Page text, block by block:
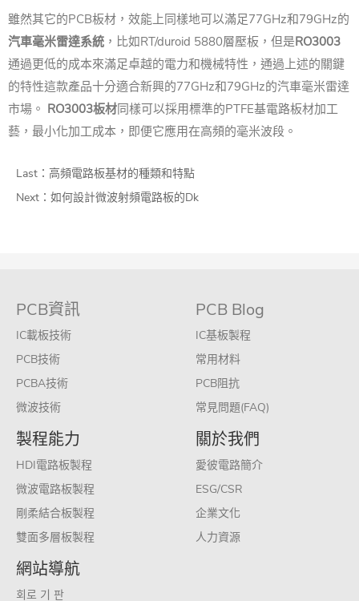
雖然其它的PCB板材，效能上同樣地可以滿足77GHz和79GHz的
汽車毫米雷達系統 ，比如RT/duroid 5880層壓板，但是RO3003
通過更低的成本來滿足卓越的電力和機械特性，通過上述的關鍵
的特性這款產品十分適合新興的77GHz和79GHz的汽車毫米雷達
市場。 RO3003板材同樣可以採用標準的PTFE基電路板材加工
藝，最小化加工成本，即便它應用在高頻的毫米波段。
Last： 高頻電路板基材的種類和特點
Next： 如何設計微波射頻電路板的Dk
PCB資訊
IC載板技術
PCB技術
PCBA技術
微波技術
PCB Blog
IC基板製程
常用材料
PCB阻抗
常見問題(FAQ)
製程能力
HDI電路板製程
微波電路板製程
剛柔結合板製程
雙面多層板製程
關於我們
愛彼電路簡介
ESG/CSR
企業文化
人力資源
網站導航
회로 기 판